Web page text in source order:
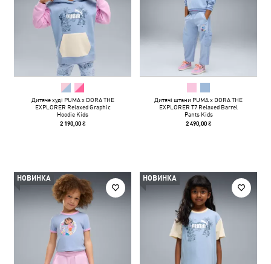
Дитяче худі PUMA x DORA THE
EXPLORER Relaxed Graphic
Hoodie Kids
2 190,00 ₴
Дитячі штани PUMA x DORA THE
EXPLORER T7 Relaxed Barrel
Pants Kids
2 490,00 ₴
НОВИНКА НОВИНКА